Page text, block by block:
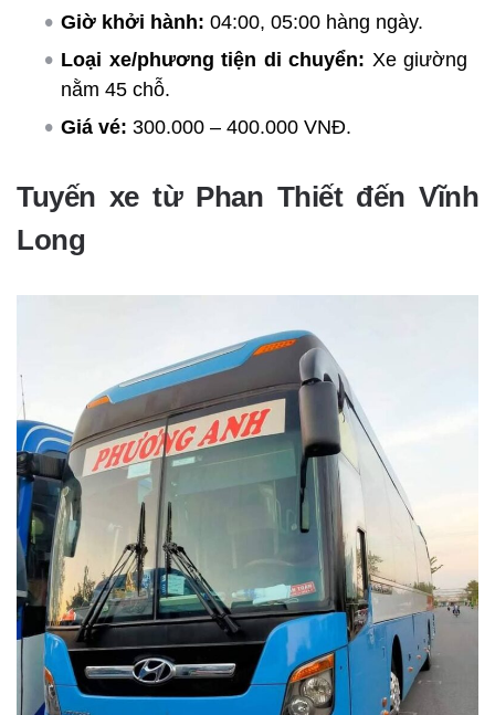
Giờ khởi hành: 04:00, 05:00 hàng ngày.
Loại xe/phương tiện di chuyển: Xe giường
nằm 45 chỗ.
Giá vé: 300.000 – 400.000 VNĐ.
Tuyến xe từ Phan Thiết đến Vĩnh
Long